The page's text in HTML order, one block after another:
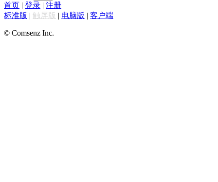
首页 | 登录 | 注册
标准版 | 触屏版 | 电脑版 | 客户端
© Comsenz Inc.